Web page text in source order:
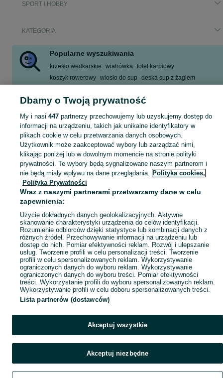
SPORT I HOBBY
KATEGORIA
Popularne wyszukiwania
krzesło wedkarskie wiatrówka fotel karpiowy
koszyk rowerowy wiosło do sup
deska sup z żaglem
Zobacz Więcej
Sprzedaż sprzętu sportowego i hobby Częstochowa ▶️ Szeroki wybór produktów ✅ Nowe i używane w atrakcyjnych cenach ✌ Sprawdź ogłoszenia na OLX.pl! Zobacz
Mapa kategorii
Mapa miejscowości
Mapa ministron
Popularne wyszukiwania
Dbamy o Twoją prywatność
My i nasi 447partnerzy przechowujemy lub uzyskujemy dostęp do
informacji na urządzeniu, takich jak unikalne identyfikatory w
plikach cookie w celu przetwarzania danych osobowych.
Użytkownik może zaakceptować wybory lub zarządzać nimi,
klikając poniżej lub w dowolnym momencie na stronie polityki
prywatności. Te wybory będą sygnalizowane naszym partnerom i
nie będą miały wpływu na dane przeglądania. Polityka cookies,
Polityka Prywatności
Wraz z naszymi partnerami przetwarzamy dane w celu
zapewnienia:
Użycie dokładnych danych geolokalizacyjnych. Aktywne
skanowanie charakterystyki urządzenia do celów identyfikacji.
Rozumienie odbiorców dzięki statystyce lub kombinacji danych z
różnych źródeł. Przechowywanie informacji na urządzeniu lub
dostęp do nich. Pomiar efektywności reklam. Rozwój i ulepszanie
usług. Tworzenie profili w celu personalizacji treści. Tworzenie
profili w celu spersonalizowanych reklam. Wykorzystywanie
ograniczonych danych do wyboru reklam. Wykorzystywanie
ograniczonych danych do wyboru treści. Pomiar efektywności
treści. Wykorzystanie profili do wyboru spersonalizowanych reklam.
Wykorzystywanie profili w celu doboru spersonalizowanych treści.
Lista partnerów (dostawców)
Akceptuj wszystkie
Akceptuj niezbędne